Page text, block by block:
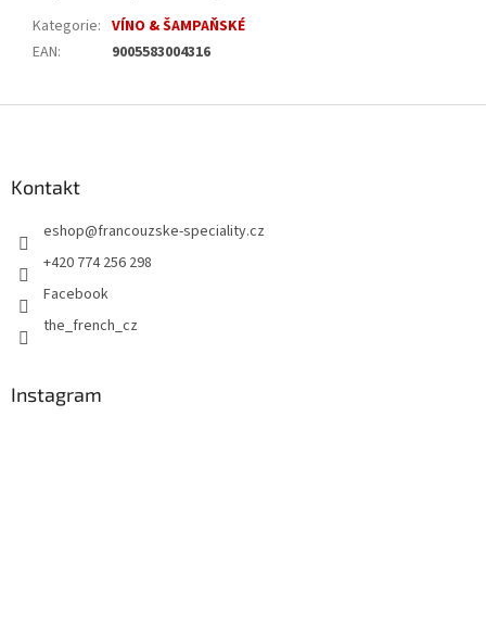
Kategorie: VÍNO & ŠAMPAŇSKÉ
EAN: 9005583004316
Kontakt
eshop@francouzske-speciality.cz
+420 774 256 298
Facebook
the_french_cz
Instagram